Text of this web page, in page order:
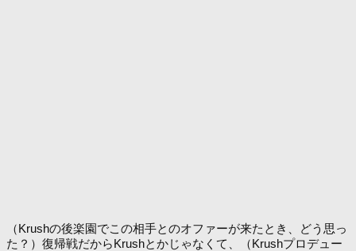
（Krushの後楽園でこの相手とのオファーが来たとき、どう思っ
た？）復帰戦だからKrushとかじゃなくて、（Krushプロデュー